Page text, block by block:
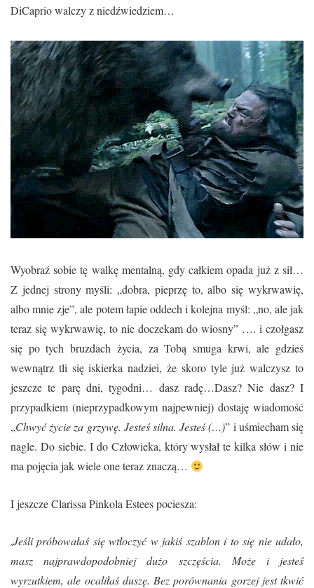
DiCaprio walczy z niedźwiedziem…
Wyobraź sobie tę walkę mentalną, gdy całkiem opada już z sił…
Z jednej strony myśli: „dobra, pieprzę to, albo się wykrwawię,
albo mnie zje”, ale potem łapie oddech i kolejna myśl: „no, ale jak
teraz się wykrwawię, to nie doczekam do wiosny” …. i czołgasz
się po tych bruzdach życia, za Tobą smuga krwi, ale gdzieś
wewnątrz tli się iskierka nadziei, że skoro tyle już walczysz to
jeszcze te parę dni, tygodni… dasz radę…Dasz? Nie dasz? I
przypadkiem (nieprzypadkowym najpewniej) dostaję wiadomość
„Chwyć życie za grzywę. Jesteś silna. Jesteś (…)” i uśmiecham się
nagle. Do siebie. I do Człowieka, który wysłał te kilka słów i nie
ma pojęcia jak wiele one teraz znaczą…
I jeszcze Clarissa Pinkola Estees pociesza:
„Jeśli próbowałaś się wtłoczyć w jakiś szablon i to się nie udało,
masz najprawdopodobniej dużo szczęścia. Może i jesteś
wyrzutkiem, ale ocaliłaś duszę. Bez porównania gorzej jest tkwić